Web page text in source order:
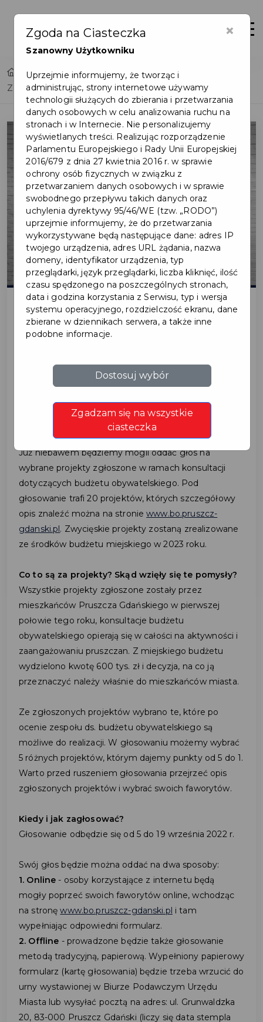
Home
Lista aktualności
Zapoznaj się z projektami budżetu obywatelskiego
2022-08-22
ZAPOZNAJ SIĘ Z
PROJEKTAMI BUDŻETU
OBYWATELSKIEGO
Już niebawem będziemy mogli oddać głos na
wybrane projekty zgłoszone w ramach konsultacji
dotyczących budżetu obywatelskiego. Pod
głosowanie trafi 20 projektów, których szczegółowy
opis znaleźć można na stroniewww.bo.pruszcz-
gdanski.pl. Zwycięskie projekty zostaną zrealizowane
ze środków budżetu miejskiego w 2023 roku.
Co to są za projekty? Skąd wzięły się te pomysły?
Wszystkie projekty zgłoszone zostały przez
mieszkańców Pruszcza Gdańskiego w pierwszej
połowie tego roku, konsultacje budżetu
obywatelskiego opierają się w całości na aktywności i
zaangażowaniu pruszczan. Z miejskiego budżetu
wydzielono kwotę 600 tys. zł i decyzja, na co ją
przeznaczyć należy właśnie do mieszkańców miasta.
Ze zgłoszonych projektów wybrano te, które po
ocenie zespołu ds. budżetu obywatelskiego są
możliwe do realizacji. W głosowaniu możemy wybrać
5 różnych projektów, którym dajemy punkty od 5 do 1.
Warto przed ruszeniem głosowania przejrzeć opis
zgłoszonych projektów i wybrać swoich faworytów.
Kiedy i jak zagłosować?
Głosowanie odbędzie się od 5 do 19 września 2022 r.
Swój głos będzie można oddać na dwa sposoby:
1. Online - osoby korzystające z internetu będą
mogły poprzeć swoich faworytów online, wchodząc
na stronęwww.bo.pruszcz-gdanski.pl i tam
wypełniając odpowiedni formularz.
2. Offline - prowadzone będzie także głosowanie
metodą tradycyjną, papierową. Wypełniony papierowy
formularz (kartę głosowania) będzie trzeba wrzucić do
urny wystawionej w Biurze Podawczym Urzędu
Miasta lub wysyłać pocztą na adres: ul. Grunwaldzka
20, 83-000 Pruszcz Gdański (liczy się data stempla
×
Zgoda na Ciasteczka
Szanowny Użytkowniku
Uprzejmie informujemy, że tworząc i
administrując, strony internetowe używamy
technologii służących do zbierania i przetwarzania
danych osobowych w celu analizowania ruchu na
stronach i w Internecie. Nie personalizujemy
wyświetlanych treści. Realizując rozporządzenie
Parlamentu Europejskiego i Rady Unii Europejskiej
2016/679 z dnia 27 kwietnia 2016 r. w sprawie
ochrony osób fizycznych w związku z
przetwarzaniem danych osobowych i w sprawie
swobodnego przepływu takich danych oraz
uchylenia dyrektywy 95/46/WE (tzw. „RODO”)
uprzejmie informujemy, że do przetwarzania
wykorzystywane będą następujące dane: adres IP
twojego urządzenia, adres URL żądania, nazwa
domeny, identyfikator urządzenia, typ
przeglądarki, język przeglądarki, liczba kliknięć, ilość
czasu spędzonego na poszczególnych stronach,
data i godzina korzystania z Serwisu, typ i wersja
systemu operacyjnego, rozdzielczość ekranu, dane
zbierane w dziennikach serwera, a także inne
podobne informacje.
Dostosuj wybór
Zgadzam się na wszystkie
ciasteczka